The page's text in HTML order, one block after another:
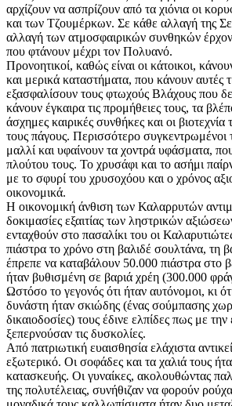
αρχίζουν να ασπρίζουν από τα χιόνια οι
και των Τζουμέρκων. Σε κάθε αλλαγή της
αλλαγή των ατμοσφαιρικών συνθηκών
που φτάνουν μέχρι τον Πολυανό.
Προνοητικοί, καθώς είναι οι κάτοικοι,
και μερικά καταστήματα, που κάνουν αυτές
εξασφαλίσουν τους φτωχούς Βλάχους που
κάνουν έγκαιρα τις προμήθειες τους, τα
άσχημες καιρικές συνθήκες και οι βιοτεχνία
τους πάγους. Περισσότερο συγκεντρωμένοι
μαλλί και υφαίνουν τα χοντρά υφάσματα,
πλούτου τους. Το χρυσάφι και το ασήμι
με το σφυρί του χρυσοχόου και ο χρόνος
οικονομικά.
Η οικονομική άνθιση των Καλαρρυτών
δοκιμασίες εξαιτίας των ληστρικών
ενταχθούν στο πασαλίκι του οι
πιάστρα το χρόνο στη βαλιδέ σουλτάνα, τη
έπρεπε να καταβάλουν 50.000 πιάστρα στο
ήταν βυθισμένη σε βαριά χρέη (300.000
Ωστόσο το γεγονός ότι ήταν αυτόνομοι, κι
δυνάστη ήταν σκιώδης (ένας σούμπασης
δικαιοδοσίες) τους έδινε ελπίδες πως με
ξεπερνούσαν τις δυσκολίες.
Από πατριωτική ευαισθησία ελάχιστα
εξωτερικό. Οι σοφάδες και τα χαλιά τους
κατασκευής. Οι γυναίκες, ακολουθώντας
της πολυτέλειας, συνήθιζαν να φορούν